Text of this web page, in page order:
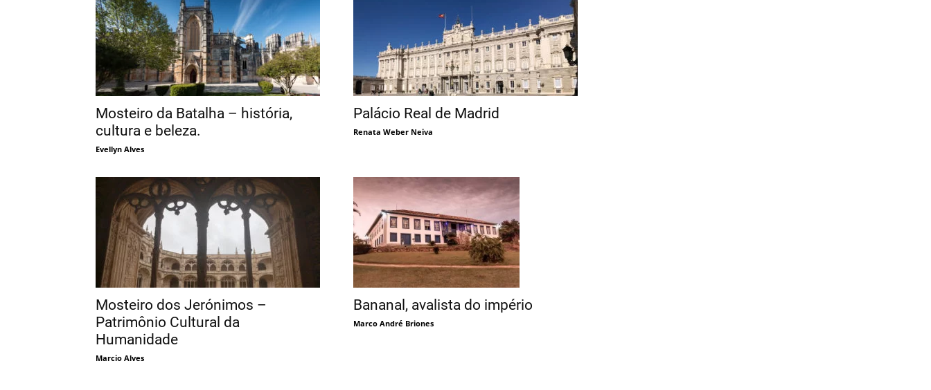
Mosteiro da Batalha – história,
cultura e beleza.
Evellyn Alves
Palácio Real de Madrid
Renata Weber Neiva
Mosteiro dos Jerónimos –
Patrimônio Cultural da
Humanidade
Marcio Alves
Bananal, avalista do império
Marco André Briones